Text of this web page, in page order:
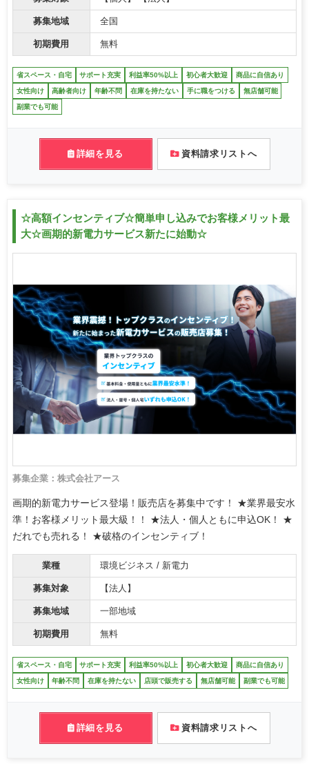
募集地域 全国
初期費用 無料
省スペース・自宅 サポート充実 利益率50%以上 初心者大歓迎 商品に自信あり
女性向け 高齢者向け 年齢不問 在庫を持たない 手に職をつける 無店舗可能
副業でも可能
詳細を見る 資料請求リストへ
☆高額インセンティブ☆簡単申し込みでお客様メリット最
大☆画期的新電力サービス新たに始動☆
募集企業：株式会社アース
画期的新電力サービス登場！販売店を募集中です！ ★業界最安水
準！お客様メリット最大級！！ ★法人・個人ともに申込OK！ ★
だれでも売れる！ ★破格のインセンティブ！
業種 環境ビジネス / 新電力
募集対象 【法人】
募集地域 一部地域
初期費用 無料
省スペース・自宅 サポート充実 利益率50%以上 初心者大歓迎 商品に自信あり
女性向け 年齢不問 在庫を持たない 店頭で販売する 無店舗可能 副業でも可能
詳細を見る 資料請求リストへ